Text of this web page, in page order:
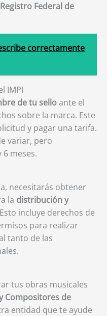
Registro Federal de
correctamente
IMPI
de tu selloante el
sobre la marca. Este
y pagar una tarifa.
variar, pero
meses.
necesitarás obtener
la distribución y
incluye derechos de
para realizar
tanto de las
tus obras musicales
Compositores de
entidad que te ayude